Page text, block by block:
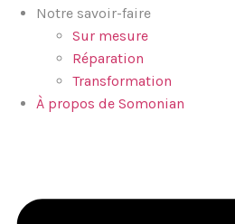
Notre savoir-faire
Sur mesure
Réparation
Transformation
À propos de Somonian